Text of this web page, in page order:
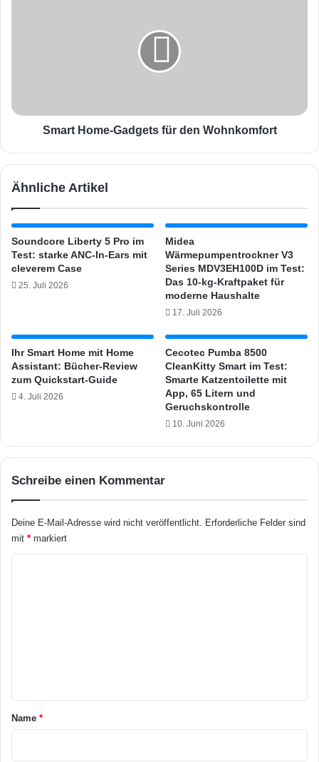
f
i
r
e
g
f
W
o
h
n
k
f
o
r
Smart Home-Gadgets für den Wohnkomfort
Ähnliche Artikel
Soundcore Liberty 5 Pro im
Test: starke ANC-In-Ears mit
cleverem Case
25. Juli 2026
Midea
Wärmepumpentrockner V3
Series MDV3EH100D im Test:
Das 10-kg-Kraftpaket für
moderne Haushalte
17. Juli 2026
Ihr Smart Home mit Home
Assistant: Bücher-Review
zum Quickstart-Guide
4. Juli 2026
Cecotec Pumba 8500
CleanKitty Smart im Test:
Smarte Katzentoilette mit
App, 65 Litern und
Geruchskontrolle
10. Juni 2026
Schreibe einen Kommentar
Deine E-Mail-Adresse wird nicht veröffentlicht. Erforderliche Felder sind
mit * markiert
a
r
Name *